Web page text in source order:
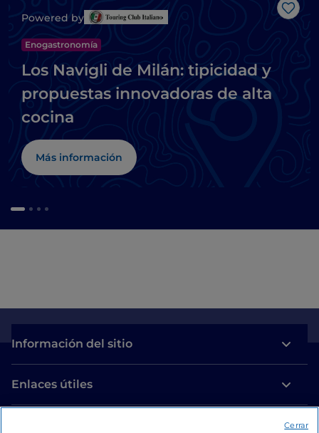
Me
Powered by
Enogastronomía
Los Navigli de Milán: tipicidad y
propuestas innovadoras de alta
cocina
Más información
Información del sitio
Enlaces útiles
Cerrar